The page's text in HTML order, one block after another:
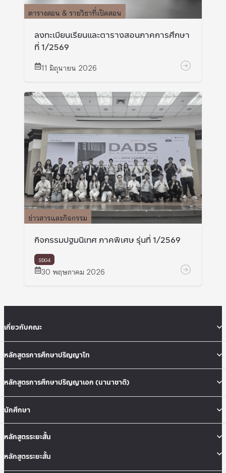
ตารางสอน & รายวิชาที่เปิดสอน
ลงทะเบียนเรียนและตารางสอนภาคการศึกษา
ที่ 1/2569
11 มิถุนายน 2026
ข่าวสารและกิจกรรม
กิจกรรมปฐมนิเทศ ภาคพิเศษ รุ่นที่ 1/2569
SDG4
30 พฤษภาคม 2026
เกี่ยวกับคณะ
หลักสูตรการศึกษาปริญญาโท
หลักสูตรการศึกษาปริญญาเอก (นานาชาติ)
นักศึกษา
หลักสูตรระยะสั้น
หลักสูตรระยะสั้น